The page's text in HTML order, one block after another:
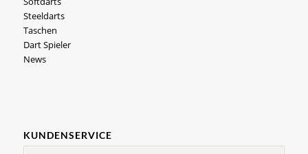
Steeldarts
Taschen
Dart Spieler
News
KUNDENSERVICE